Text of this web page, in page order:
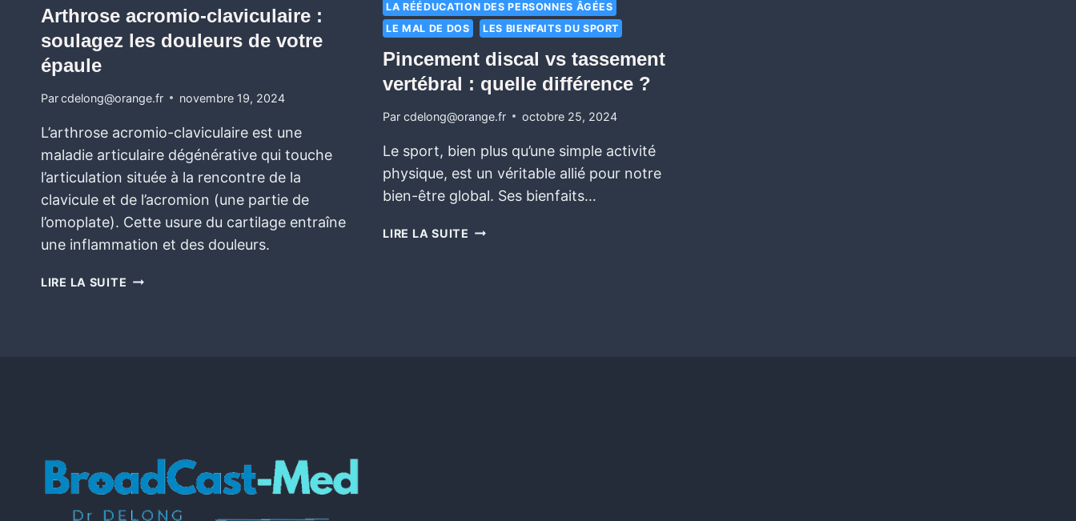
Arthrose acromio-claviculaire :
soulagez les douleurs de votre
épaule
Parcdelong@orange.fr novembre 19, 2024
L’arthrose acromio-claviculaire est une
maladie articulaire dégénérative qui touche
l’articulation située à la rencontre de la
clavicule et de l’acromion (une partie de
l’omoplate). Cette usure du cartilage entraîne
une inflammation et des douleurs.
LIRE LA SUITE
LA RÉÉDUCATION DES PERSONNES ÂGÉES
LE MAL DE DOS
LES BIENFAITS DU SPORT
Pincement discal vs tassement
vertébral : quelle différence ?
Par cdelong@orange.fr octobre 25, 2024
Le sport, bien plus qu’une simple activité
physique, est un véritable allié pour notre
bien-être global. Ses bienfaits…
LIRE LA SUITE